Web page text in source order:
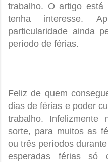
trabalho. O artigo
tenha interesse.
particularidade ainda
período de férias.
Feliz de quem
dias de férias e poder
trabalho.
sorte, para muitos as
ou três períodos
esperadas férias só